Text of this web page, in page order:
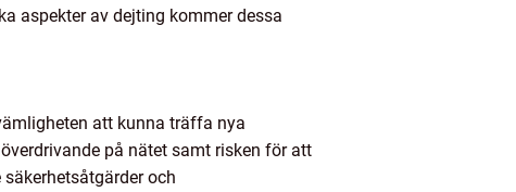
aspekter av dejting kommer dessa
att kunna träffa nya
på nätet samt risken för att
och